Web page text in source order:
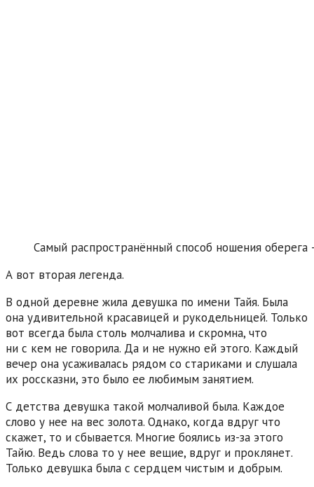
Самый распространённый способ ношения оберега
А вот вторая легенда.
В одной деревне жила девушка по имени Тайя. Была
она удивительной красавицей и рукодельницей. Только
вот всегда была столь молчалива и скромна, что
ни с кем не говорила. Да и не нужно ей этого. Каждый
вечер она усаживалась рядом со стариками и слушала
их россказни, это было ее любимым занятием.
С детства девушка такой молчаливой была. Каждое
слово у нее на вес золота. Однако, когда вдруг что
скажет, то и сбывается. Многие боялись из-за этого
Тайю. Ведь слова то у нее вещие, вдруг и проклянет.
Только девушка была с сердцем чистым и добрым.